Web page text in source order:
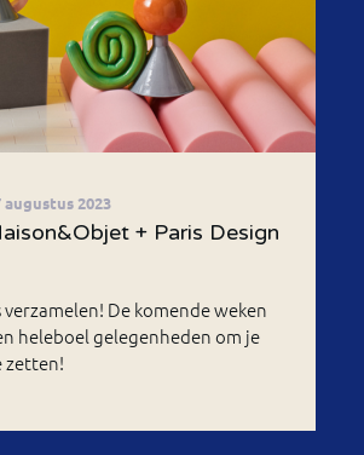
augustus 2023
+ Paris Design
De komende weken
heleboel gelegenheden om je
zetten!